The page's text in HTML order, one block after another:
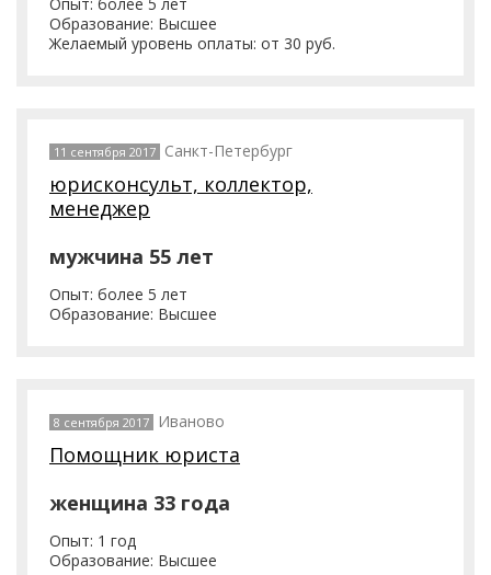
Образование: Высшее
Желаемый уровень оплаты: от 30 руб.
11 сентября 2017 Санкт-Петербург
юрисконсульт, коллектор,
менеджер
мужчина 55 лет
Опыт: более 5 лет
Образование: Высшее
8 сентября 2017 Иваново
Помощник юриста
женщина 33 года
Опыт: 1 год
Образование: Высшее